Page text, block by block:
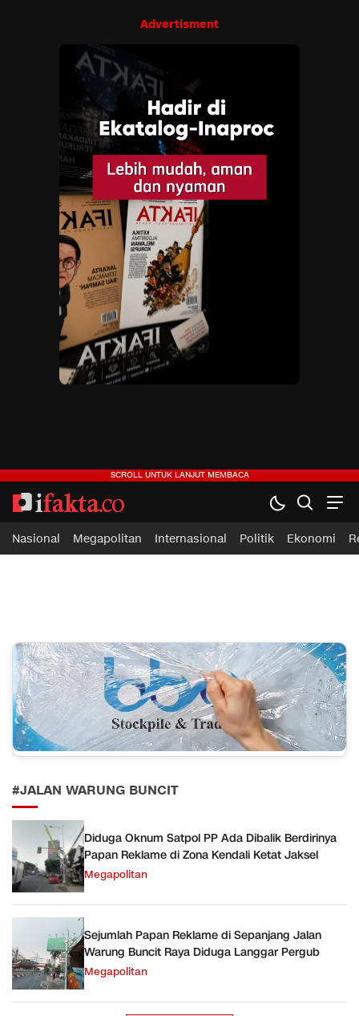
Advertisment
ifakta.co
#pastibenar
Nasional Megapolitan Internasional Politik Ekonomi
#JALAN WARUNG BUNCIT
Diduga Oknum Satpol PP Ada Dibalik Berdirinya
Papan Reklame di Zona Kendali Ketat Jaksel
Megapolitan
Sejumlah Papan Reklame di Sepanjang Jalan
Warung Buncit Raya Diduga Langgar Pergub
Megapolitan